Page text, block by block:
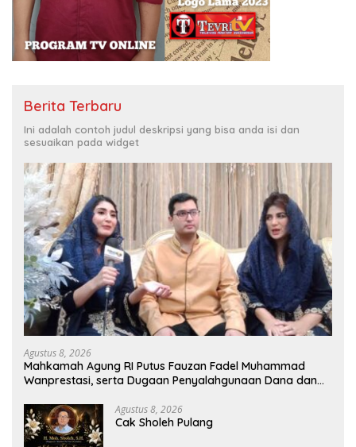
Berita Terbaru
Ini adalah contoh judul deskripsi yang bisa anda isi dan
sesuaikan pada widget
Agustus 8, 2026
Mahkamah Agung RI Putus Fauzan Fadel Muhammad
Wanprestasi, serta Dugaan Penyalahgunaan Dana dan
Agustus 8, 2026
Cak Sholeh Pulang